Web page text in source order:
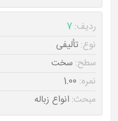
ردیف: 7
نوع: تألیفی
سطح: سخت
نمره: 1.00
مبحث: انواع زباله